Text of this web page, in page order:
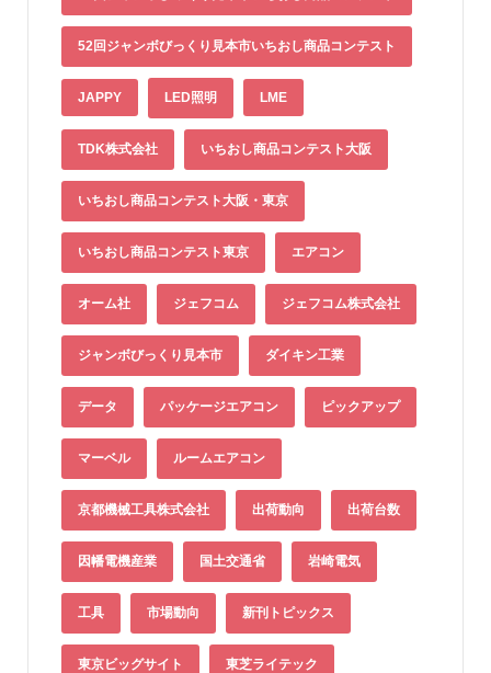
52回ジャンボびっくり見本市いちおし商品コンテスト
JAPPY LED照明 LME
TDK株式会社 いちおし商品コンテスト大阪
いちおし商品コンテスト大阪・東京
いちおし商品コンテスト東京 エアコン
オーム社 ジェフコム ジェフコム株式会社
ジャンボびっくり見本市 ダイキン工業
データ パッケージエアコン ピックアップ
マーベル ルームエアコン
京都機械工具株式会社 出荷動向 出荷台数
因幡電機産業 国土交通省 岩崎電気
工具 市場動向 新刊トピックス
東京ビッグサイト 東芝ライテック